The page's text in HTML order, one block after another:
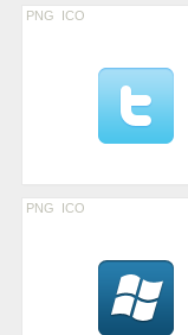
PNG ICO
PNG ICO